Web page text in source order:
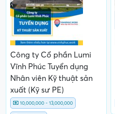
Công ty Cổ phần Lumi
Vĩnh Phúc Tuyển dụng
Nhân viên Kỹ thuật sản
xuất (Kỹ sư PE)
10,000,000 - 13,000,000